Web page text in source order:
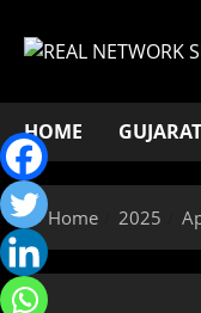
HOME GUJARAT
Home 2025